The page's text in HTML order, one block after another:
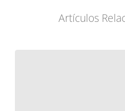
Artículos